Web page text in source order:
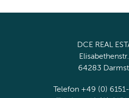
DCE REAL
64283
Telefon +49 (0)